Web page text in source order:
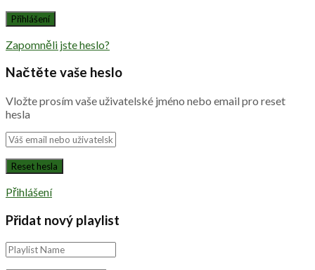
Zapomněli jste heslo?
Načtěte vaše heslo
Vložte prosím vaše uživatelské jméno nebo email pro reset
hesla
Přihlášení
Přidat nový playlist